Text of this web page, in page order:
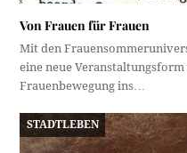
Von Frauen für Frauen
Mit den
eine neue
Frauenbewegung ins…
STADTLEBEN